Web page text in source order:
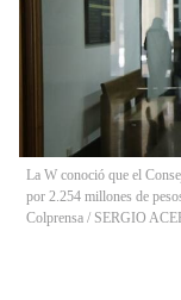
La W conoció que el
por 2.254 millones de
Colprensa / SERGIO